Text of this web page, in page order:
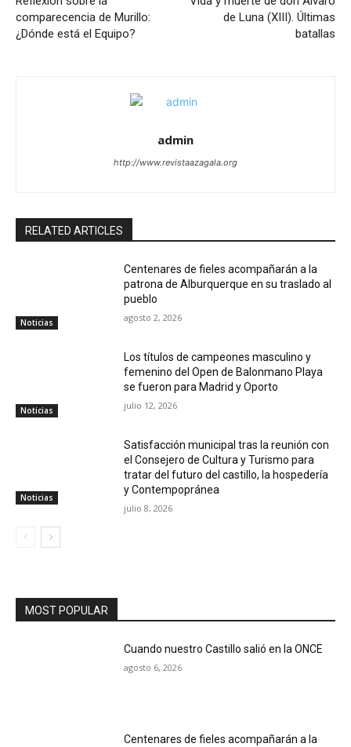
comparecencia de Murillo:
¿Dónde está el Equipo?
de Luna (XIII). Últimas
batallas
admin
http://www.revistaazagala.org
RELATED ARTICLES
Noticias
Centenares de fieles acompañarán a la
patrona de Alburquerque en su traslado al
pueblo
agosto 2, 2026
Noticias
Los títulos de campeones masculino y
femenino del Open de Balonmano Playa
se fueron para Madrid y Oporto
julio 12, 2026
Noticias
Satisfacción municipal tras la reunión con
el Consejero de Cultura y Turismo para
tratar del futuro del castillo, la hospedería
y Contempopránea
julio 8, 2026
MOST POPULAR
Cuando nuestro Castillo salió en la ONCE
agosto 6, 2026
Centenares de fieles acompañarán a la